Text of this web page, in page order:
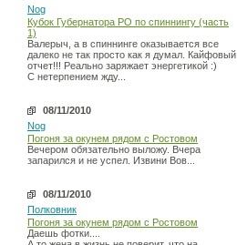
Nog
Кубок Губернатора РО по спиннингу (часть
1)
Валерыч, а в спиннинге оказывается все
далеко не так просто как я думал. Кайфовый
отчет!!! Реально заряжает энергетикой :)
С нетерпением жду...
08/11/2010
Nog
Погоня за окунем рядом с Ростовом
Вечером обязательно выложу. Вчера
запарился и не успел. Извини Вов...
08/11/2010
Полковник
Погоня за окунем рядом с Ростовом
Даешь фотки....